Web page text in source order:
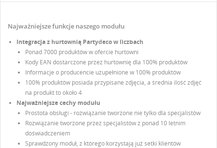
Najważniejsze funkcje naszego modułu
Integracja z hurtownią Partydeco w liczbach
Ponad 7000 produktów w ofercie hurtowni
Kody EAN dostarczone przez hurtownię dla 100% produktów
Informacje o producencie uzupełnione w 100% produktów
100% produktów posiada przypisane zdjęcia, a średnia ilość zdjęć
na produkt to około 4
Najważniejsze cechy modułu
Prostota obsługi - rozwiązanie tworzone nie tylko dla specjalistów
Rozwiązanie tworzone przez specjalistów z ponad 10 letnim
doświadczeniem
Sprawdzony moduł, z którego korzystają już setki klientów
UTWÓRZ LISTĘ ŻYCZEŃ
ZALOGUJ SIĘ